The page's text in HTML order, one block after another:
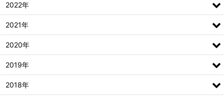
2022年
2021年
2020年
2019年
2018年